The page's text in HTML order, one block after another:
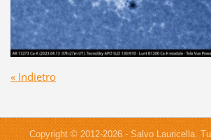
« Indietro
Copyright © 2012-2026 - Salvo Lauricella.